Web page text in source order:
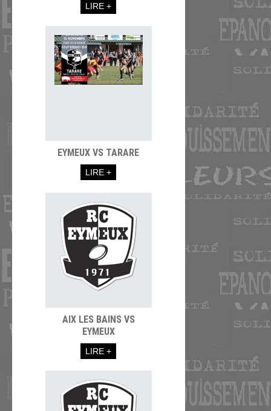
LIRE +
EYMEUX VS TARARE
LIRE +
AIX LES BAINS VS
EYMEUX
LIRE +